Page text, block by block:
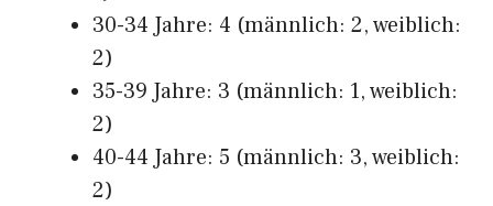
30-34 Jahre: 4 (männlich: 2, weiblich:
2)
35-39 Jahre: 3 (männlich: 1, weiblich:
2)
40-44 Jahre: 5 (männlich: 3, weiblich:
2)